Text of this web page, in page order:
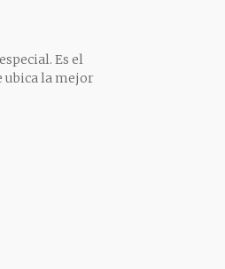
Es el
ubica la mejor